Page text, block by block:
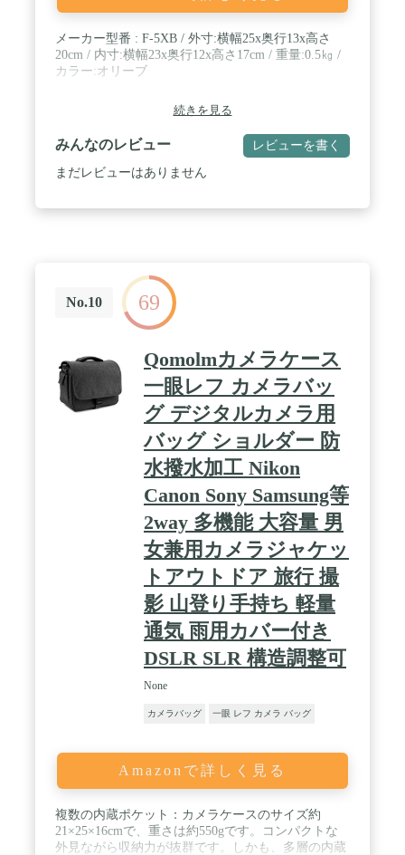
り付け可 / カラー：ブラック 【保証】 正規代理店
で購入頂いた商品に関しては、購入から2年間の品
質保証があります。
メーカー型番 : F-5XB / 外寸:横幅25x奥行13x高さ
20cm / 内寸:横幅23x奥行12x高さ17cm / 重量:0.5㎏ /
カラー:オリーブ
続きを見る
みんなのレビュー レビューを書く
まだレビューはありません
No.10 69
Qomolmカメラケース
一眼レフ カメラバッ
グ デジタルカメラ用
バッグ ショルダー 防
水撥水加工 Nikon
Canon Sony Samsung等
2way 多機能 大容量 男
女兼用カメラジャケッ
トアウトドア 旅行 撮
影 山登り手持ち 軽量
通気 雨用カバー付き
DSLR SLR 構造調整可
None
カメラバッグ 一眼 レフ カメラ バッグ
Amazonで詳しく見る
複数の内蔵ポケット：カメラケースのサイズ約
21×25×16cmで、重さは約550gです。コンパクトな
外見ながら収納力が抜群です。しかも、多層の内蔵